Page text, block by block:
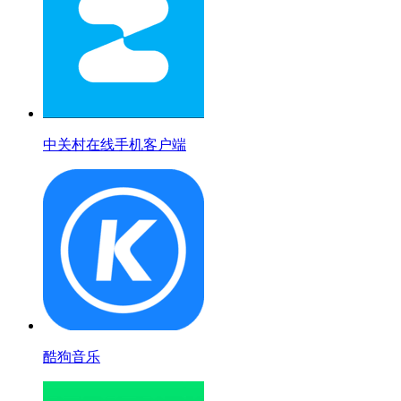
中关村在线手机客户端
酷狗音乐